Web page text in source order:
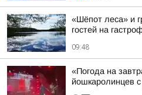
«Шёпот леса» и
гостей на
09:48
«Погода на
йошкаролинцев